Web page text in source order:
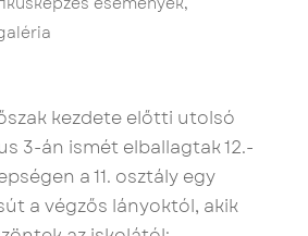
kezdete előtti utolsó
3-án ismét elballagtak 12.-
a 11. osztály egy
a végzős lányoktól, akik